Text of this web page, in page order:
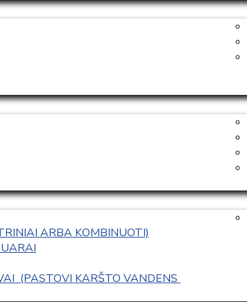
ARBA KOMBINUOTI)
(PASTOVI KARŠTO VANDENS